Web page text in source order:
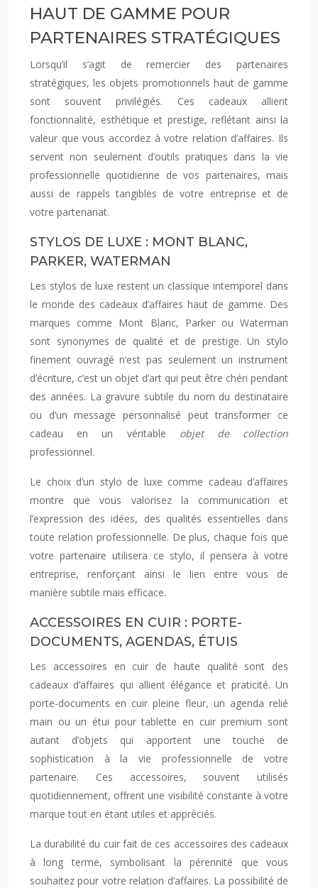
HAUT DE GAMME POUR
PARTENAIRES STRATÉGIQUES
Lorsqu’il s’agit de remercier des partenaires
stratégiques, les objets promotionnels haut de gamme
sont souvent privilégiés. Ces cadeaux allient
fonctionnalité, esthétique et prestige, reflétant ainsi la
valeur que vous accordez à votre relation d’affaires. Ils
servent non seulement d’outils pratiques dans la vie
professionnelle quotidienne de vos partenaires, mais
aussi de rappels tangibles de votre entreprise et de
votre partenariat.
STYLOS DE LUXE : MONT BLANC,
PARKER, WATERMAN
Les stylos de luxe restent un classique intemporel dans
le monde des cadeaux d’affaires haut de gamme. Des
marques comme Mont Blanc, Parker ou Waterman
sont synonymes de qualité et de prestige. Un stylo
finement ouvragé n’est pas seulement un instrument
d’écriture, c’est un objet d’art qui peut être chéri pendant
des années. La gravure subtile du nom du destinataire
ou d’un message personnalisé peut transformer ce
cadeau en un véritable objet de collection
professionnel.
Le choix d’un stylo de luxe comme cadeau d’affaires
montre que vous valorisez la communication et
l’expression des idées, des qualités essentielles dans
toute relation professionnelle. De plus, chaque fois que
votre partenaire utilisera ce stylo, il pensera à votre
entreprise, renforçant ainsi le lien entre vous de
manière subtile mais efficace.
ACCESSOIRES EN CUIR : PORTE-
DOCUMENTS, AGENDAS, ÉTUIS
Les accessoires en cuir de haute qualité sont des
cadeaux d’affaires qui allient élégance et praticité. Un
porte-documents en cuir pleine fleur, un agenda relié
main ou un étui pour tablette en cuir premium sont
autant d’objets qui apportent une touche de
sophistication à la vie professionnelle de votre
partenaire. Ces accessoires, souvent utilisés
quotidiennement, offrent une visibilité constante à votre
marque tout en étant utiles et appréciés.
La durabilité du cuir fait de ces accessoires des cadeaux
à long terme, symbolisant la pérennité que vous
souhaitez pour votre relation d’affaires. La possibilité de